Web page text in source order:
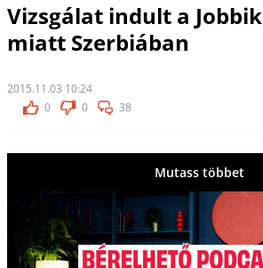
Vizsgálat indult a Jobbik
miatt Szerbiában
2015.11.03 10:24
0
0 38
Mutass többet